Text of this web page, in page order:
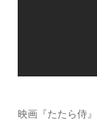
映画『たたら侍』